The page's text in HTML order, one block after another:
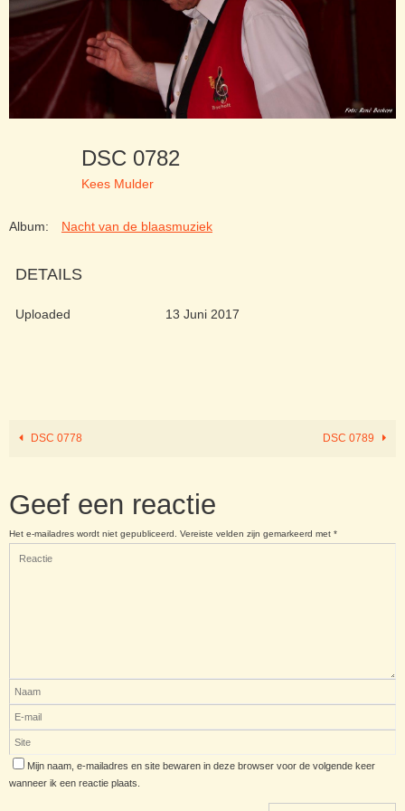
DSC 0782
Kees Mulder
Album: Nacht van de blaasmuziek
DETAILS
Uploaded 13 Juni 2017
DSC 0778 DSC 0789
Geef een reactie
Het e-mailadres wordt niet gepubliceerd. Vereiste velden zijn gemarkeerd met *
Mijn naam, e-mailadres en site bewaren in deze browser voor de volgende keer
wanneer ik een reactie plaats.